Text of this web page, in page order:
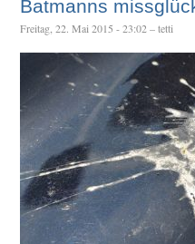
Batmanns
Freitag, 22. Mai 2015 - 23:02 – tetti